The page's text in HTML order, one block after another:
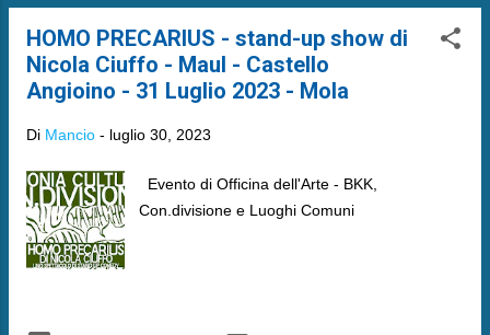
HOMO PRECARIUS - stand-up show di
Nicola Ciuffo - Maul - Castello
Angioino - 31 Luglio 2023 - Mola
Di Mancio - luglio 30, 2023
Evento di Officina dell'Arte - BKK,
Con.divisione e Luoghi Comuni